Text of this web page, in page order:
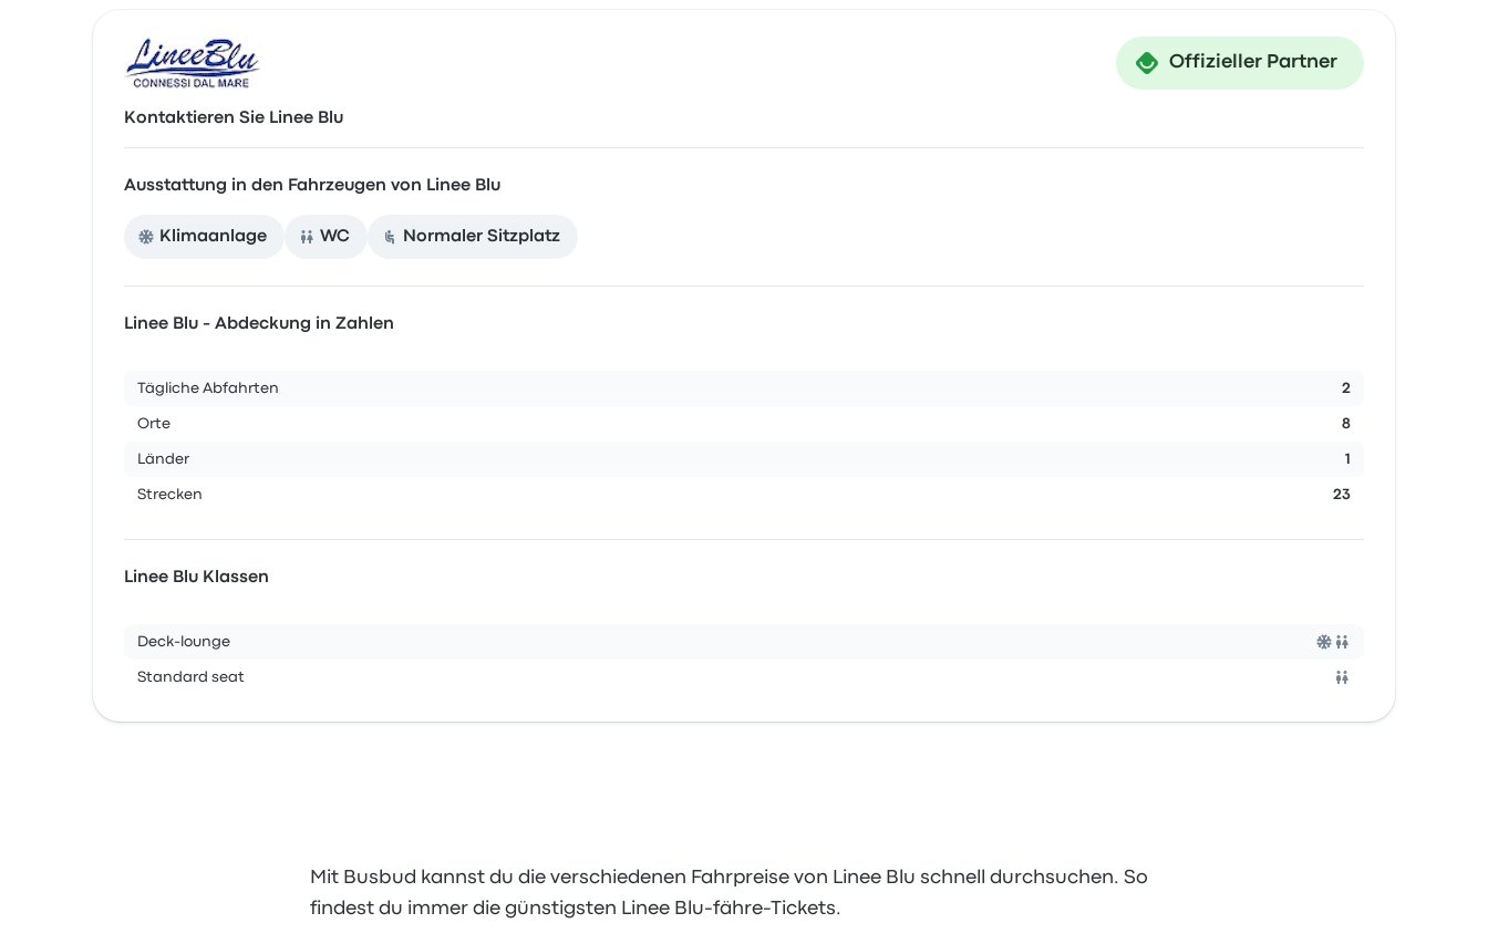
Offizieller Partner
Kontaktieren Sie Linee Blu
Ausstattung in den Fahrzeugen von Linee Blu
Klimaanlage WC Normaler Sitzplatz
Linee Blu - Abdeckung in Zahlen
Tägliche Abfahrten 2
Orte 8
Länder 1
Strecken 23
Linee Blu Klassen
Deck-lounge
Standard seat
Mit Busbud kannst du die verschiedenen Fahrpreise von Linee Blu schnell durchsuchen. So
findest du immer die günstigsten Linee Blu-fähre-Tickets.